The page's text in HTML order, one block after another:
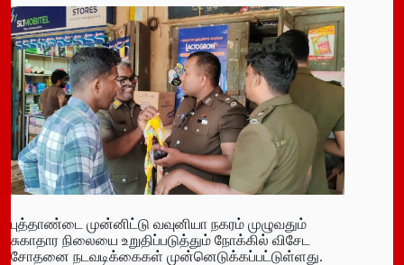
புத்தாண்டை முன்னிட்டு வவுனியா நகரம் முழுவதும்
சுகாதார நிலையை உறுதிப்படுத்தும் நோக்கில் விசேட
சோதனை நடவடிக்கைகள் முன்னெடுக்கப்பட்டுள்ளது.